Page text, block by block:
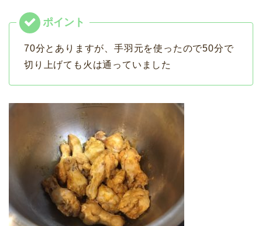
70分とありますが、手羽元を使ったので50分で
切り上げても火は通っていました